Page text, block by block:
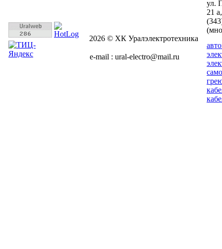
2026 © ХК Уралэлектротехника
e-mail : ural-electro@mail.ru
ул.
21